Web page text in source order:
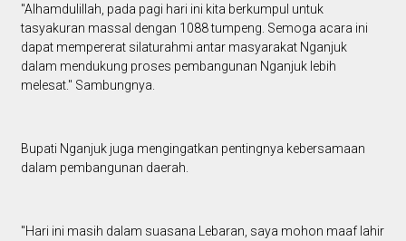
"Alhamdulillah, pada pagi hari ini kita berkumpul untuk
tasyakuran massal dengan 1088 tumpeng. Semoga acara ini
dapat mempererat silaturahmi antar masyarakat Nganjuk
dalam mendukung proses pembangunan Nganjuk lebih
melesat." Sambungnya.
Bupati Nganjuk juga mengingatkan pentingnya kebersamaan
dalam pembangunan daerah.
"Hari ini masih dalam suasana Lebaran, saya mohon maaf lahir